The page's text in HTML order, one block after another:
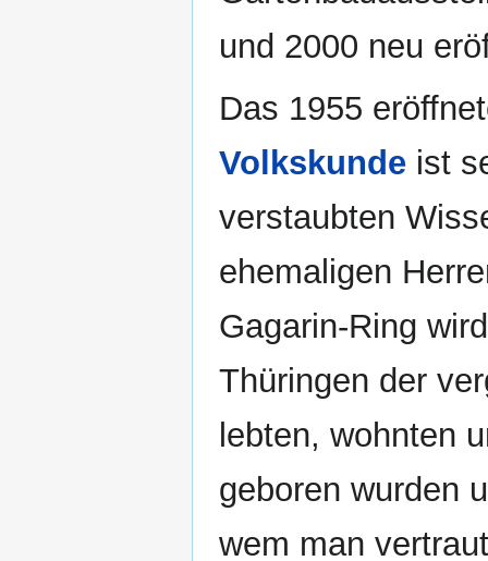
und 2000 neu
Das 1955
Volkskunde ist
verstaubten
ehemaligen
Gagarin-Ring
Thüringen der
lebten, wohnten
geboren wurden
wem man